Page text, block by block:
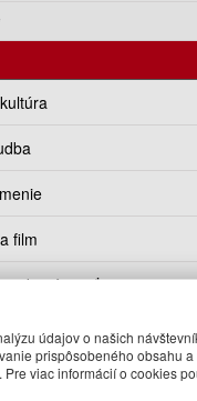
film
domácnosť
údajov o našich
prispôsobeného obsahu
viac informácií o cookies